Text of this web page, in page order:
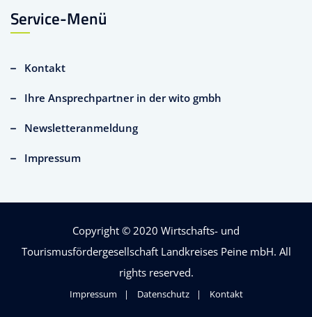
Service-Menü
Kontakt
Ihre Ansprechpartner in der wito gmbh
Newsletteranmeldung
Impressum
Copyright © 2020 Wirtschafts- und
Tourismusfördergesellschaft Landkreises Peine mbH. All
rights reserved.
Impressum Datenschutz Kontakt